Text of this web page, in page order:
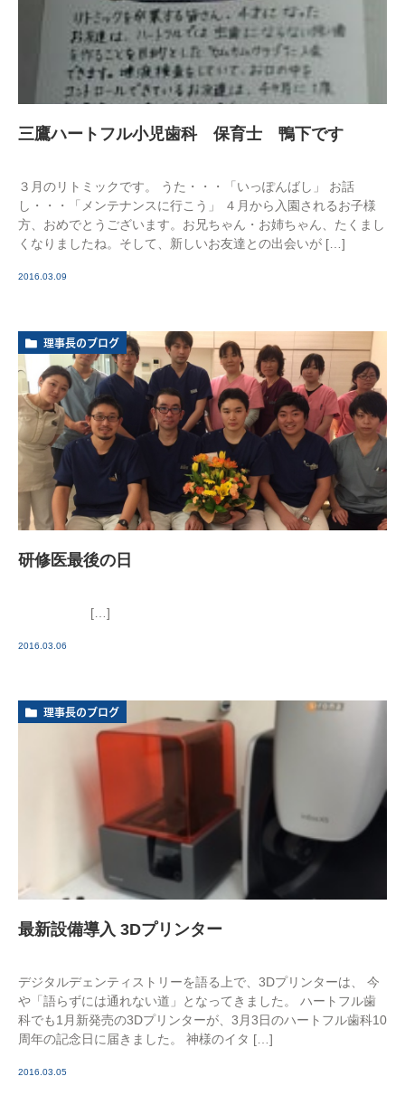
三鷹ハートフル小児歯科 保育士 鴨下です
３月のリトミックです。 うた・・・「いっぽんばし」 お話
し・・・「メンテナンスに行こう」 ４月から入園されるお子様
方、おめでとうございます。お兄ちゃん・お姉ちゃん、たくまし
くなりましたね。そして、新しいお友達との出会いが […]
2016.03.09
理事長のブログ
研修医最後の日
[…]
2016.03.06
理事長のブログ
最新設備導入 3Dプリンター
デジタルデェンティストリーを語る上で、3Dプリンターは、 今
や「語らずには通れない道」となってきました。 ハートフル歯
科でも1月新発売の3Dプリンターが、3月3日のハートフル歯科10
周年の記念日に届きました。 神様のイタ […]
2016.03.05